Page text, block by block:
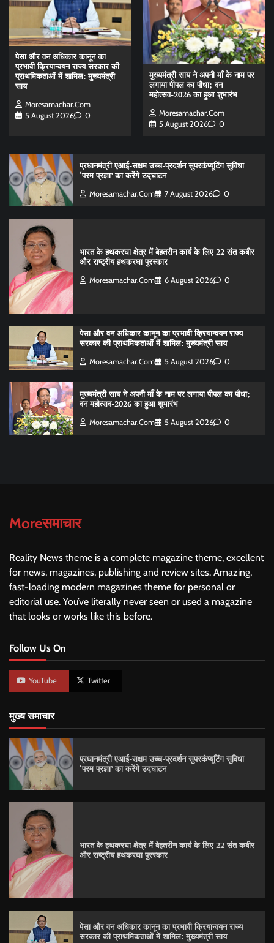
पेसा और वन अधिकार कानून का
प्रभावी क्रियान्वयन राज्य सरकार की
प्राथमिकताओं में शामिल: मुख्यमंत्री
साय
Moresamachar.com
5 August 2026
0
मुख्यमंत्री साय ने अपनी माँ के नाम पर
लगाया पीपल का पौधा; वन
महोत्सव-2026 का हुआ शुभारंभ
Moresamachar.com
5 August 2026
0
प्रधानमंत्री एआई-सक्षम उच्च-प्रदर्शन सुपरकंप्यूटिंग सुविधा
‘परम प्रज्ञा’ का करेंगे उद्घाटन
Moresamachar.com 7 August 2026 0
भारत के हथकरघा क्षेत्र में बेहतरीन कार्य के लिए 22 संत कबीर
और राष्ट्रीय हथकरघा पुरस्कार
Moresamachar.com 6 August 2026 0
पेसा और वन अधिकार कानून का प्रभावी क्रियान्वयन राज्य
सरकार की प्राथमिकताओं में शामिल: मुख्यमंत्री साय
Moresamachar.com 5 August 2026 0
मुख्यमंत्री साय ने अपनी माँ के नाम पर लगाया पीपल का पौधा;
वन महोत्सव-2026 का हुआ शुभारंभ
Moresamachar.com 5 August 2026 0
Moreसमाचार
Reality News theme is a complete magazine theme, excellent
for news, magazines, publishing and review sites. Amazing,
fast-loading modern magazines theme for personal or
editorial use. You’ve literally never seen or used a magazine
that looks or works like this before.
Follow Us On
YouTube Twitter
मुख्य समाचार
प्रधानमंत्री एआई-सक्षम उच्च-प्रदर्शन सुपरकंप्यूटिंग सुविधा
‘परम प्रज्ञा’ का करेंगे उद्घाटन
भारत के हथकरघा क्षेत्र में बेहतरीन कार्य के लिए 22 संत कबीर
और राष्ट्रीय हथकरघा पुरस्कार
पेसा और वन अधिकार कानून का प्रभावी क्रियान्वयन राज्य
सरकार की प्राथमिकताओं में शामिल: मुख्यमंत्री साय